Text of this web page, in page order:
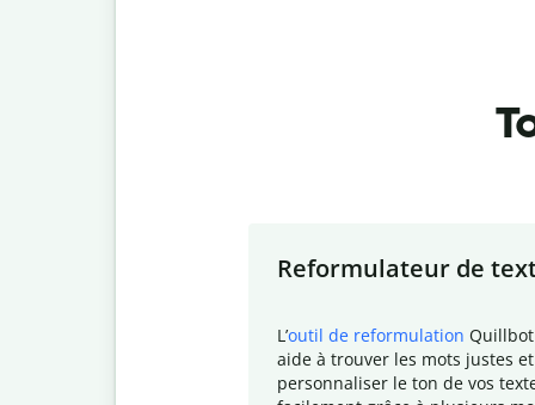
Reformulateur de
L ’outil de reformulation
aide à trouver les mots justes
personnaliser le ton de vos